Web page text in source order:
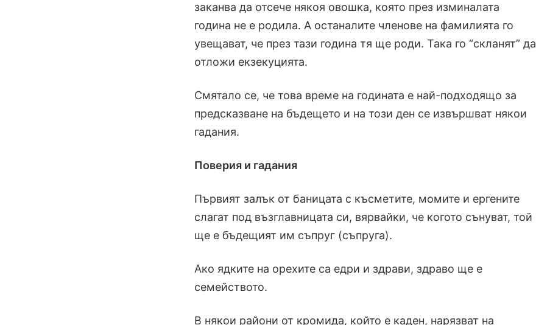
заканва да отсече някоя овошка, която през изминалата
година не е родила. А останалите членове на фамилията го
увещават, че през тази година тя ще роди. Така го “скланят” да
отложи екзекуцията.
Смятало се, че това време на годината е най-подходящо за
предсказване на бъдещето и на този ден се извършват някои
гадания.
Поверия и гадания
Първият залък от баницата с късметите, момите и ергените
слагат под възглавницата си, вярвайки, че когото сънуват, той
ще е бъдещият им съпруг (съпруга).
Ако ядките на орехите са едри и здрави, здраво ще е
семейството.
В някои райони от кромида, който е каден, нарязват на